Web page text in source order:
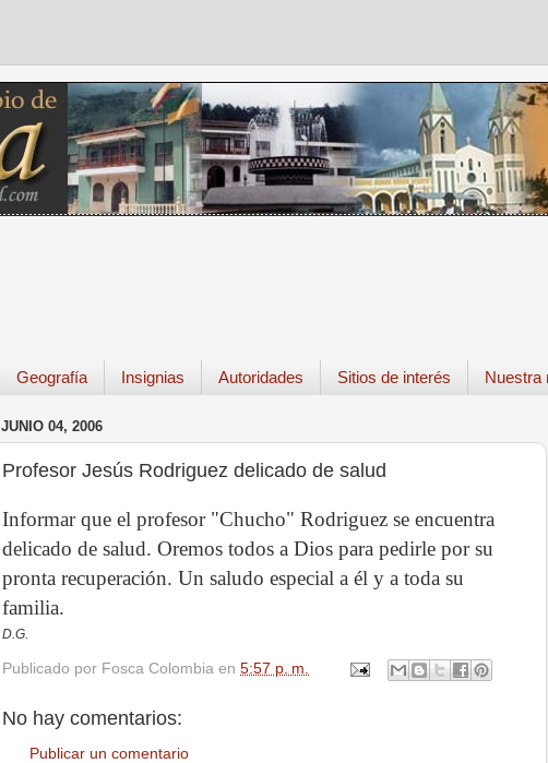
Geografía Insignias Autoridades Sitios de interés Nuestra
JUNIO 04, 2006
Profesor Jesús Rodriguez delicado de salud
Informar que el profesor "Chucho" Rodriguez se encuentra
delicado de salud. Oremos todos a Dios para pedirle por su
pronta recuperación. Un saludo especial a él y a toda su
familia.
D.G.
Publicado por Fosca Colombia en 5:57 p. m.
No hay comentarios:
Publicar un comentario